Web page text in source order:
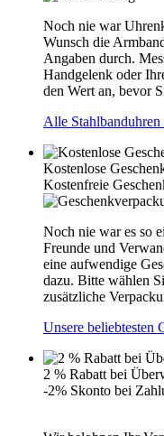
Noch nie war
Wunsch die
Angaben durch.
Handgelenk oder
den Wert an, bevor
Alle Stahlbanduhren
Kostenlose
Kostenfreie
Noch nie war es so
Freunde und
eine aufwendige
dazu. Bitte wählen
zusätzliche
Unsere beliebtesten
2 % Rabatt bei
-2% Skonto bei